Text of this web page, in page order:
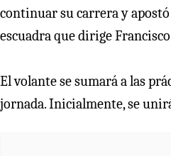
continuar su carrera y
escuadra que dirige
El volante se sumará a las
jornada. Inicialmente, se